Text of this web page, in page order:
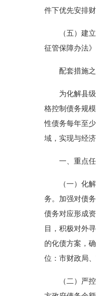
件下优先安排
（五）建立协
征管保障办法
配套措施之
为化解县级政
格控制债务规
性债务每年至
域，实现与经
一、重点任
（一）化解存
务。加强对债
债务对应形成
目，积极对外
的化债方案，
位：市财政局
（二）严控新